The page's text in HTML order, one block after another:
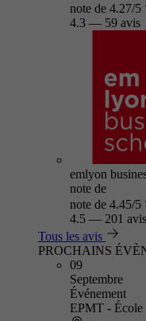
note de 4.27/5
4.3 — 59 avis
emlyon
note de
note de 4.45/5
4.5 — 201 avis
Tous les avis
PROCHAINS
09
Septembre
Événement
EPMT - École